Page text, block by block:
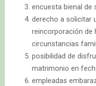
encuesta bienal de
derecho a solicitar
reincorporación de
circunstancias
posibilidad de
matrimonio en
empleadas